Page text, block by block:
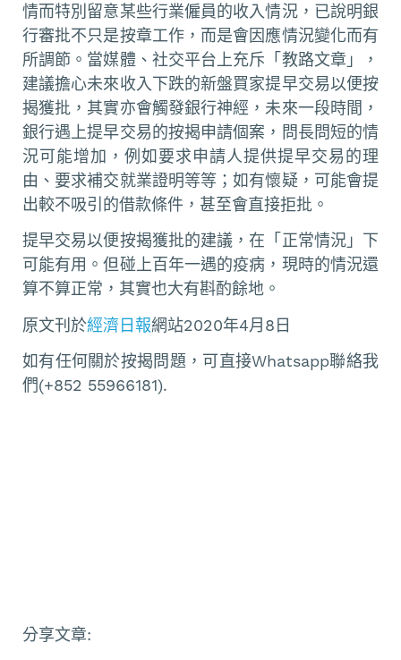
情而特別留意某些行業僱員的收入情況，已說明銀
行審批不只是按章工作，而是會因應情況變化而有
所調節。當媒體、社交平台上充斥「教路文章」，
建議擔心未來收入下跌的新盤買家提早交易以便按
揭獲批，其實亦會觸發銀行神經，未來一段時間，
銀行遇上提早交易的按揭申請個案，問長問短的情
況可能增加，例如要求申請人提供提早交易的理
由、要求補交就業證明等等；如有懷疑，可能會提
出較不吸引的借款條件，甚至會直接拒批。
提早交易以便按揭獲批的建議，在「正常情況」下
可能有用。但碰上百年一遇的疫病，現時的情況還
算不算正常，其實也大有斟酌餘地。
原文刊於經濟日報網站2020年4月8日
如有任何關於按揭問題，可直接Whatsapp聯絡我
們(+852 55966181).
分享文章: